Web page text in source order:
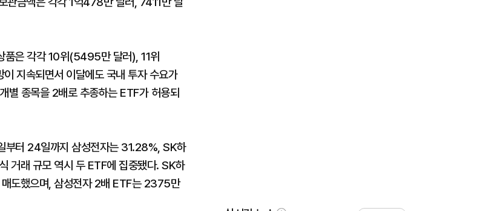
품은 각각 10위(5495만 달러), 11위
지속되면서 이달에도 국내 투자 수요가
별 종목을 2배로 추종하는 ETF가 허용되
부터 24일까지 삼성전자는 31.28%, SK하
거래 규모 역시 두 ETF에 집중됐다. SK하
도했으며, 삼성전자 2배 ETF는 2375만